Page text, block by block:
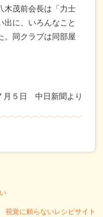
木茂前会長は「力士
出に、いろんなこと
。同クラブは同部屋
月５日 中日新聞より
覚に頼らないレシピサイト